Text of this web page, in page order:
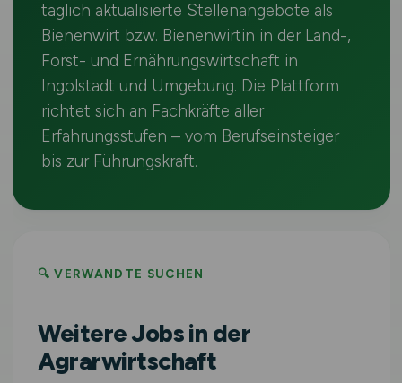
täglich aktualisierte Stellenangebote als
Bienenwirt bzw. Bienenwirtin in der Land-,
Forst- und Ernährungswirtschaft in
Ingolstadt und Umgebung. Die Plattform
richtet sich an Fachkräfte aller
Erfahrungsstufen – vom Berufseinsteiger
bis zur Führungskraft.
🔍 VERWANDTE SUCHEN
Weitere Jobs in der
Agrarwirtschaft